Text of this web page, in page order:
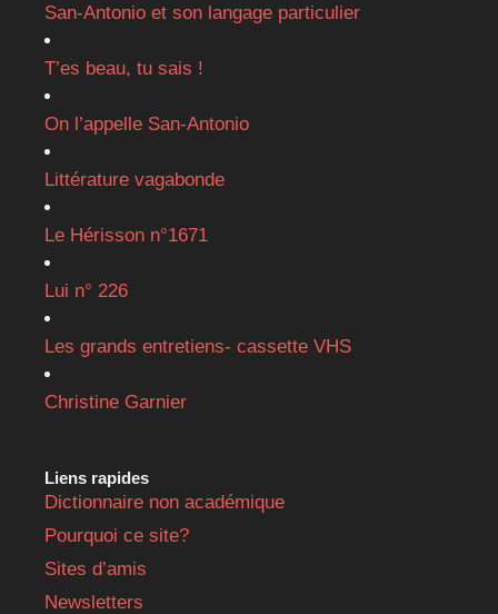
San-Antonio et son langage particulier
T’es beau, tu sais !
On l’appelle San-Antonio
Littérature vagabonde
Le Hérisson n°1671
Lui n° 226
Les grands entretiens- cassette VHS
Christine Garnier
Liens rapides
Dictionnaire non académique
Pourquoi ce site?
Sites d’amis
Newsletters